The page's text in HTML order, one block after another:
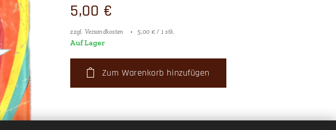
5,00 €
zzgl. Versandkosten 5,00 € / 1 stk.
Auf Lager
Zum Warenkorb hinzufügen